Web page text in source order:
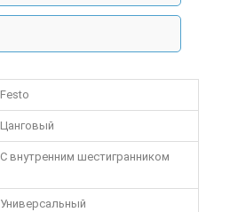
Festo
Цанговый
С внутренним шестигранником
Универсальный